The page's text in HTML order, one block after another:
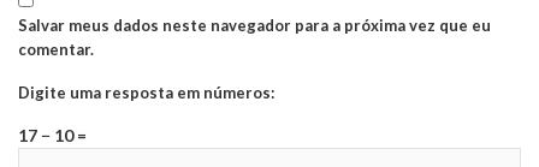
Salvar meus dados neste navegador para a próxima vez que eu
comentar.
Digite uma resposta em números:
17 − 10 =